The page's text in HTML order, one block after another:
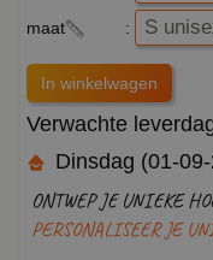
maat :
Verwachte
Dinsdag (01-
ONTWEP JE UNIEKE
PERSONALISEER JE